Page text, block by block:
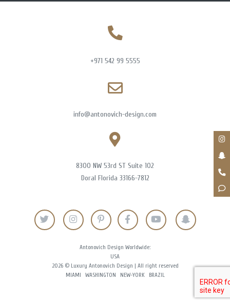
+971 542 99 5555
info@antonovich-design.com
8300 NW 53rd ST Suite 102
Doral Florida 33166-7812
Antonovich Design Worldwide:
USA
2026 © Luxury Antonovich Design | All right reserved
MIAMI
WASHINGTON NEW-YORK BRAZIL